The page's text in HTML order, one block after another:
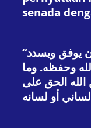
senada
“ما ناظرت أحداً قط إلا أحببت أن يوفق ويسدد
وحفظه. وما
الله الحق على